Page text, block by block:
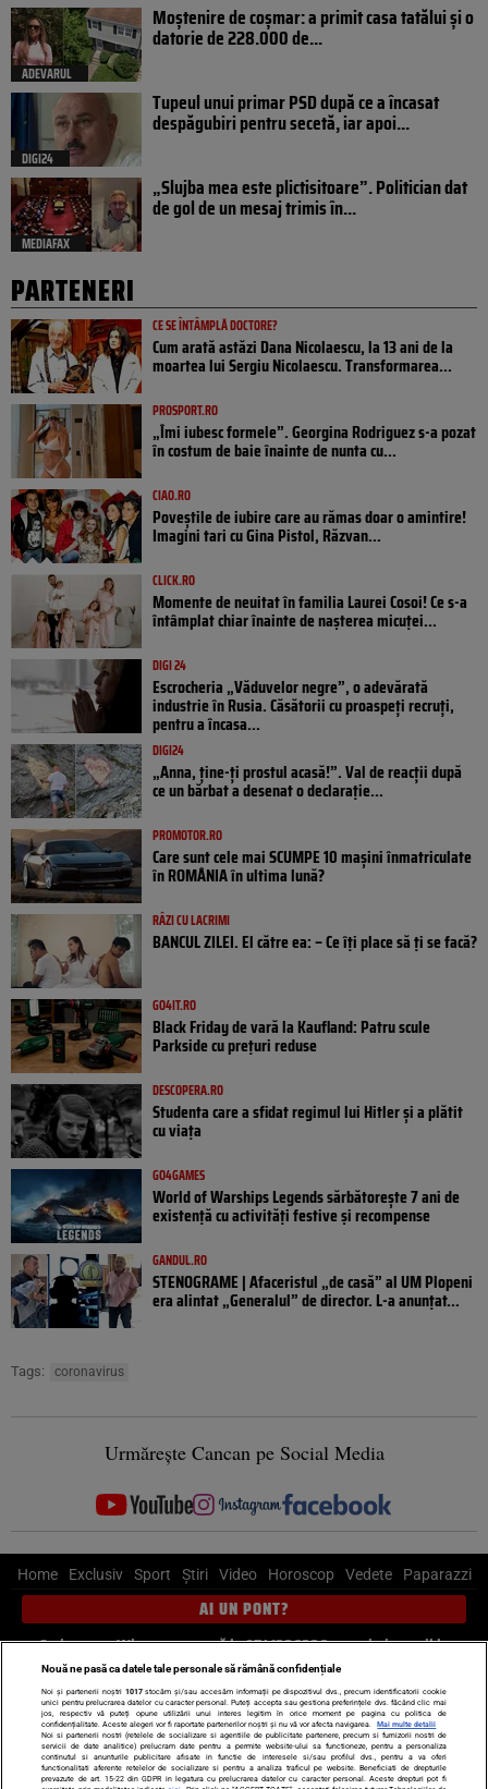
ADEVARUL
Moștenire de coșmar: a primit casa tatălui și o
datorie de 228.000 de...
DIGI24
Tupeul unui primar PSD după ce a încasat
despăgubiri pentru secetă, iar apoi...
MEDIAFAX
„Slujba mea este plictisitoare”. Politician dat
de gol de un mesaj trimis în...
PARTENERI
CE SE ÎNTÂMPLĂ DOCTORE?
Cum arată astăzi Dana Nicolaescu, la 13 ani de la
moartea lui Sergiu Nicolaescu. Transformarea...
PROSPORT.RO
„Îmi iubesc formele”. Georgina Rodriguez s-a pozat
în costum de baie înainte de nunta cu...
CIAO.RO
Poveştile de iubire care au rămas doar o amintire!
Imagini tari cu Gina Pistol, Răzvan...
CLICK.RO
Momente de neuitat în familia Laurei Cosoi! Ce s-a
întâmplat chiar înainte de nașterea micuței...
DIGI 24
Escrocheria „Văduvelor negre”, o adevărată
industrie în Rusia. Căsătorii cu proaspeți recruți,
pentru a încasa...
DIGI24
„Anna, ţine-ţi prostul acasă!”. Val de reacții după
ce un bărbat a desenat o declarație...
PROMOTOR.RO
Care sunt cele mai SCUMPE 10 mașini înmatriculate
în ROMÂNIA în ultima lună?
RÂZI CU LACRIMI
BANCUL ZILEI. El către ea: – Ce îți place să ți se facă?
GO4IT.RO
Black Friday de vară la Kaufland: Patru scule
Parkside cu prețuri reduse
DESCOPERA.RO
Studenta care a sfidat regimul lui Hitler și a plătit
cu viața
GO4GAMES
World of Warships Legends sărbătorește 7 ani de
existență cu activități festive și recompense
GANDUL.RO
STENOGRAME | Afaceristul „de casă” al UM Plopeni
era alintat „Generalul” de director. L-a anunțat...
Tags: coronavirus
Urmărește Cancan pe Social Media
Home Exclusiv Sport Știri Video Horoscop Vedete Paparazzi
AI UN PONT?
Scrie-ne pe Whatsapp, sună la 0741226226 sau trimite mail la
pont@cancan.ro
Știri interne Știri externe
Politică
Ultimele stiri
Diete Insula Iubirii Dictionar de vise
LIFE STYLE
Horoscop
Nouă ne pasă ca datele tale personale să rămână confidențiale
Noi și partenerii noștri 1017stocăm și/sau accesăm informații pe dispozitivul dvs., precum identificatorii cookie
unici pentru prelucrarea datelor cu caracter personal. Puteți accepta sau gestiona preferințele dvs. făcând clic mai
jos, respectiv vă puteți opune utilizării unui interes legitim în orice moment pe pagina cu politica de
confidențialitate. Aceste alegeri vor fi raportate partenerilor noștri și nu vă vor afecta navigarea.
Mai multe detalii
Noi si partenerii nostri (retelele de socializare si agentiile de publicitate partenere, precum si furnizorii nostri de
servicii de date analitice) prelucram date pentru a permite website-ului sa functioneze, pentru a personaliza
continutul si anunturile publicitare afisate in functie de interesele si/sau profilul dvs., pentru a va oferi
functionalitati aferente retelelor de socializare si pentru a analiza traficul pe website. Beneficiati de drepturile
prevazute de art. 15-22 din GDPR in legatura cu prelucrarea datelor cu caracter personal. Aceste drepturi pot fi